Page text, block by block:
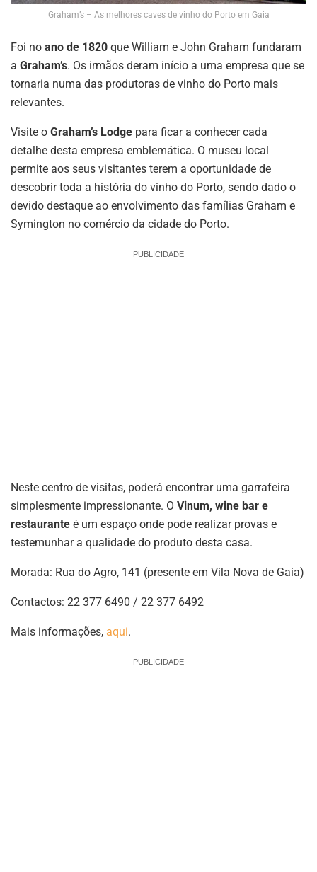
Graham’s – As melhores caves de vinho do Porto em Gaia
Foi no ano de 1820 que William e John Graham fundaram
a Graham’s. Os irmãos deram início a uma empresa que se
tornaria numa das produtoras de vinho do Porto mais
relevantes.
Visite o Graham’s Lodge para ficar a conhecer cada
detalhe desta empresa emblemática. O museu local
permite aos seus visitantes terem a oportunidade de
descobrir toda a história do vinho do Porto, sendo dado o
devido destaque ao envolvimento das famílias Graham e
Symington no comércio da cidade do Porto.
PUBLICIDADE
Neste centro de visitas, poderá encontrar uma garrafeira
simplesmente impressionante. O Vinum, wine bar e
restaurante é um espaço onde pode realizar provas e
testemunhar a qualidade do produto desta casa.
Morada: Rua do Agro, 141 (presente em Vila Nova de Gaia)
Contactos: 22 377 6490 / 22 377 6492
Mais informações, aqui.
PUBLICIDADE